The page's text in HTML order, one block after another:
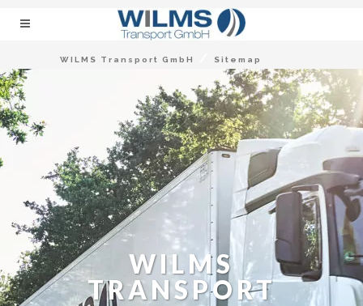
WILMS Transport GmbH Sitemap
WILMS
TRANSPORT